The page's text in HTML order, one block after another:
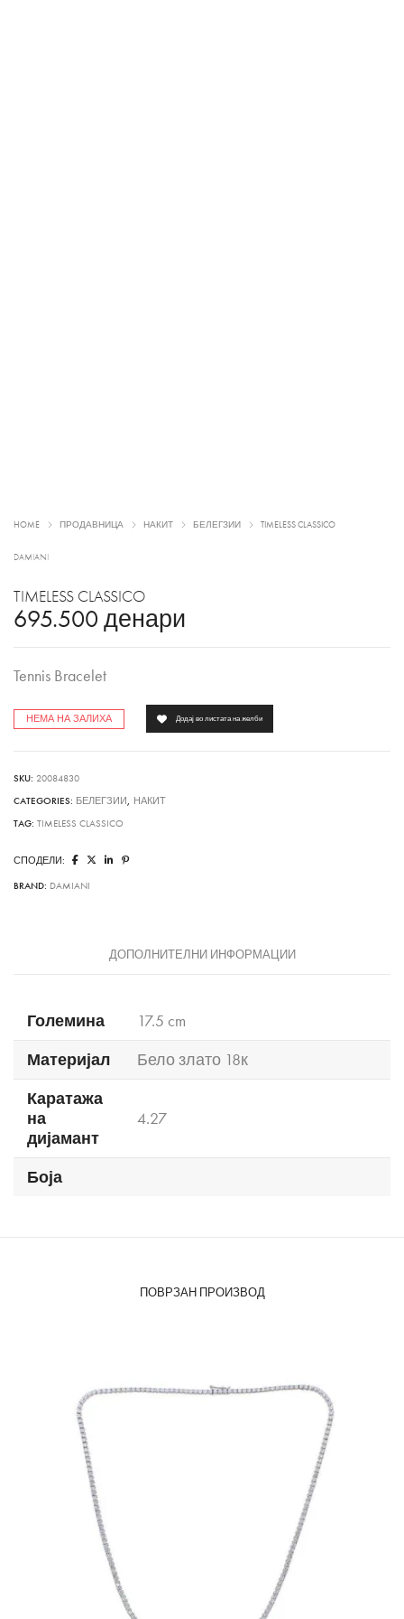
HOME ПРОДАВНИЦА НАКИТ БЕЛЕГЗИИ TIMELESS CLASSICO
DAMIANI
TIMELESS CLASSICO
695.500 денари
Tennis Bracelet
НЕМА НА ЗАЛИХА Додај во листата на желби
SKU: 20084830
CATEGORIES: БЕЛЕГЗИИ, НАКИТ
TAG: TIMELESS CLASSICO
СПОДЕЛИ:
BRAND: DAMIANI
ДОПОЛНИТЕЛНИ ИНФОРМАЦИИ
Големина
17.5 cm
Материјал
Бело злато 18к
Каратажа
на
дијамант
4.27
Боја
ПОВРЗАН ПРОИЗВОД